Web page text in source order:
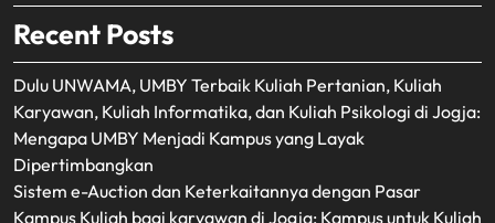
Recent Posts
Dulu UNWAMA, UMBY Terbaik Kuliah Pertanian, Kuliah
Karyawan, Kuliah Informatika, dan Kuliah Psikologi di Jogja:
Mengapa UMBY Menjadi Kampus yang Layak
Dipertimbangkan
Sistem e-Auction dan Keterkaitannya dengan Pasar
Kampus Kuliah bagi karyawan di Jogja: Kampus untuk Kuliah